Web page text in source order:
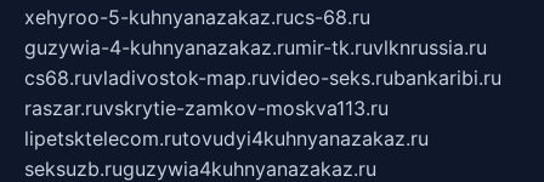
xehyroo-5-kuhnyanazakaz.rucs-68.ru
guzywia-4-kuhnyanazakaz.rumir-tk.ruvlknrussia.ru
cs68.ruvladivostok-map.ruvideo-seks.rubankaribi.ru
raszar.ruvskrytie-zamkov-moskva113.ru
lipetsktelecom.rutovudyi4kuhnyanazakaz.ru
seksuzb.ruguzywia4kuhnyanazakaz.ru